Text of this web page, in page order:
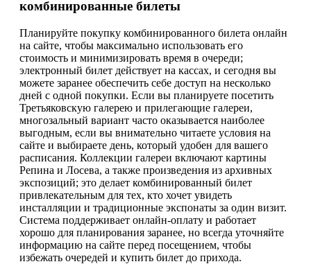
комбинированные билеты
Планируйте покупку комбинированного билета онлайн
на сайте, чтобы максимально использовать его
стоимость и минимизировать время в очереди;
электронный билет действует на кассах, и сегодня вы
можете заранее обеспечить себе доступ на несколько
дней с одной покупки. Если вы планируете посетить
Третьяковскую галерею и прилегающие галереи,
многозальный вариант часто оказывается наиболее
выгодным, если вы внимательно читаете условия на
сайте и выбираете день, который удобен для вашего
расписания. Коллекции галереи включают картины
Репина и Лосева, а также произведения из архивных
экспозиций; это делает комбинированный билет
привлекательным для тех, кто хочет увидеть
инсталляции и традиционные экспонаты за один визит.
Система поддерживает онлайн-оплату и работает
хорошо для планирования заранее, но всегда уточняйте
информацию на сайте перед посещением, чтобы
избежать очередей и купить билет до прихода.